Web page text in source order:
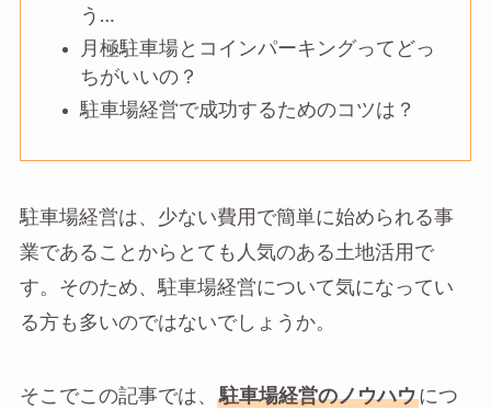
う…
月極駐車場とコインパーキングってどっ
ちがいいの？
駐車場経営で成功するためのコツは？
駐車場経営は、少ない費用で簡単に始められる事
業であることからとても人気のある土地活用で
す。そのため、駐車場経営について気になってい
る方も多いのではないでしょうか。
そこでこの記事では、 駐車場経営のノウハウにつ